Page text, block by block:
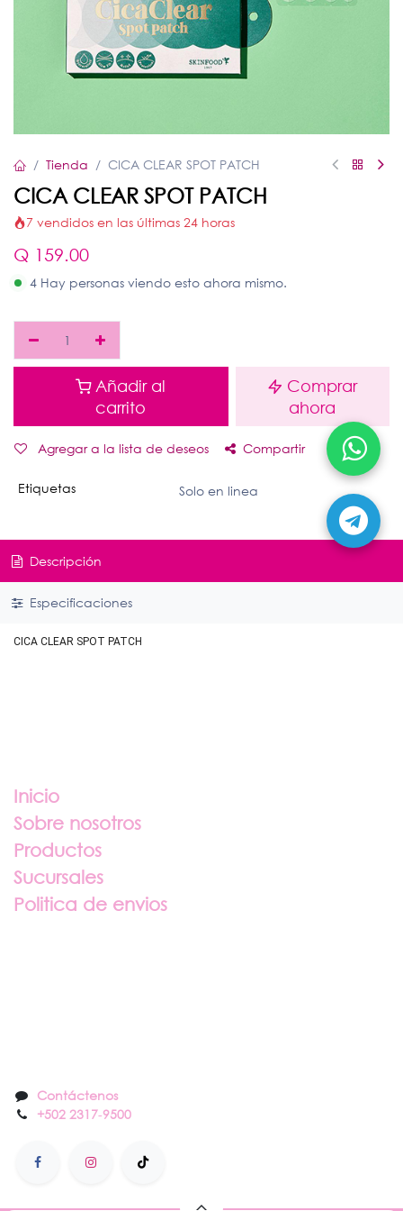
Tienda CICA CLEAR SPOT PATCH
CICA CLEAR SPOT PATCH
7 vendidos en las últimas 24 horas
Q 159.00
4 Hay personas viendo esto ahora mismo.
Añadir al
carrito
Comprar
ahora
Agregar a la lista de deseos Compartir
Etiquetas Solo en linea
Descripción
Especificaciones
CICA CLEAR SPOT PATCH
Inicio
Sobre nosotros
Productos
Sucursales
Politica de envios
Contáctenos
+502 2317-9500